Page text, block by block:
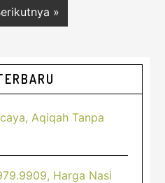
»
Aqiqah Tanpa
Harga Nasi